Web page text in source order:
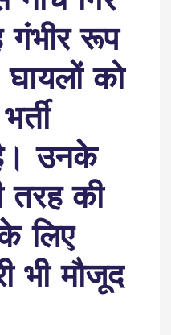
रूप
को
उनके
तरह की
लिए
भी मौजूद